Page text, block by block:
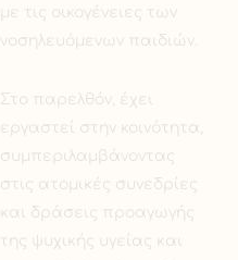
με τις οικογένειες των
νοσηλευόμενων παιδιών.
Στο παρελθόν, έχει
εργαστεί στην κοινότητα,
συμπεριλαμβάνοντας
στις ατομικές συνεδρίες
και δράσεις προαγωγής
της ψυχικής υγείας και